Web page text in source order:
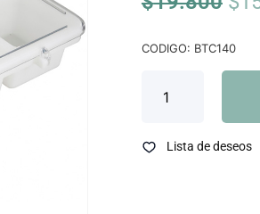
CODIGO: BTC140
Lista de deseos